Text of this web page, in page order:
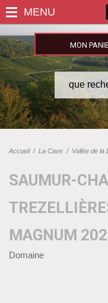
MON
Accueil/ La Cave / Vallée de la
SAUMUR-
MAGNUM
Domaine